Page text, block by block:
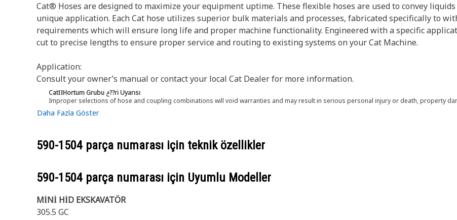
Cat® Hoses are designed to maximize your equipment uptime. These flexible hoses are used to convey
unique application. Each Cat hose utilizes superior bulk materials and processes, fabricated specifically to
requirements which will ensure long life and proper machine functionality. Engineered with a specific
cut to precise lengths to ensure proper service and routing to existing systems on your Cat Machine.
Application:
Consult your owner’s manual or contact your local Cat Dealer for more information.
CatΠHortum Grubu ݲ??ri Uyarısı
Improper selections of hose and coupling combinations will void warranties and may result in serious personal injury or death, property
Daha Fazla Göster
590-1504 parça numarası için teknik özellikler
590-1504 parça numarası için Uyumlu Modeller
MİNİ HİD EKSKAVATÖR
305.5 GC